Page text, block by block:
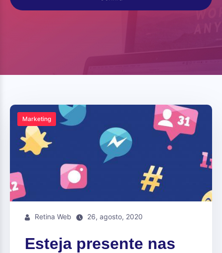
Marketing
Retina Web 26, agosto, 2020
Esteja presente nas